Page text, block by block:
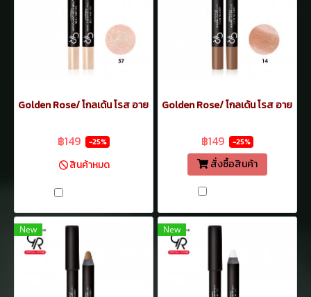
Golden Rose/ โกลเด้น โรส อายแชโดว์ เครยอน กันน้ำ 3.5 กรัม ทาเปลือ
฿149 -25%
สินค้าหมด
Golden Rose/ โกลเด้น โรส อายแช
฿149 -25%
สั่งซื้อสินค้า
New New